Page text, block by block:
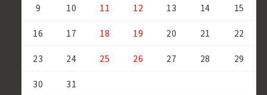
9 10 11 12 13 14 15
16 17 18 19 20 21 22
23 24 25 26 27 28 29
30 31